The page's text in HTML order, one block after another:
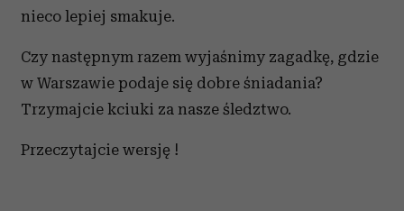
nieco lepiej smakuje.
Czy następnym razem wyjaśnimy zagadkę, gdzie
w Warszawie podaje się dobre śniadania?
Trzymajcie kciuki za nasze śledztwo.
Przeczytajcie wersję !